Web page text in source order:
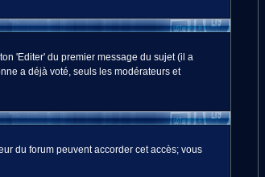
'Editer' du premier message du sujet (il a
a déjà voté, seuls les modérateurs et
du forum peuvent accorder cet accès; vous